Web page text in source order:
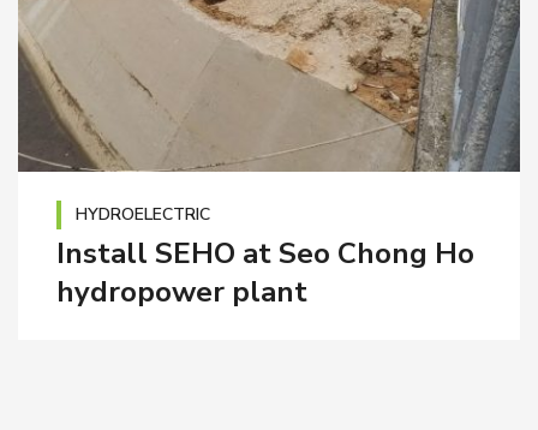
HYDROELECTRIC
Install SEHO at Seo Chong Ho
hydropower plant